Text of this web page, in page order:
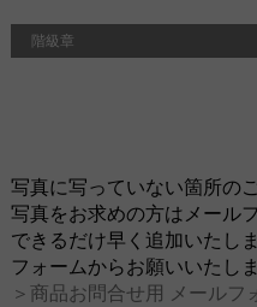
階級章
写真に写っていない箇所の
写真をお求めの方はメール
できるだけ早く追加いたし
フォームからお願いいたしま
＞商品お問合せ用 メールフ